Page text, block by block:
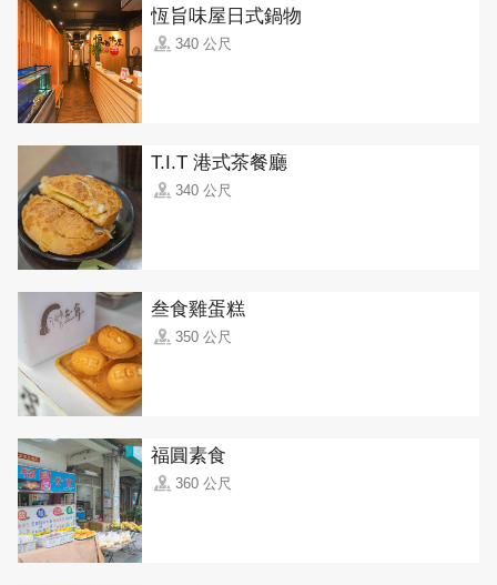
恆旨味屋日式鍋物
340 公尺
T.I.T 港式茶餐廳
340 公尺
叁食雞蛋糕
350 公尺
福圓素食
360 公尺